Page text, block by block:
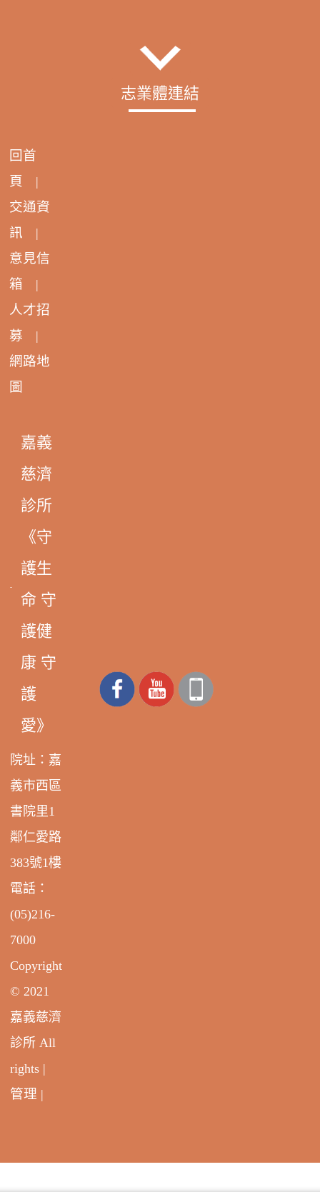
志業體連結
回首
頁 |
交通資
訊 |
意見信
箱 |
人才招
募 |
網路地
圖
嘉義
慈濟
診所
《守
護生
命 守
護健
康 守
護
愛》
院址：嘉
義市西區
書院里1
鄰仁愛路
383號1樓
電話：
(05)216-
7000
Copyright
© 2021
嘉義慈濟
診所 All
rights |
管理 |